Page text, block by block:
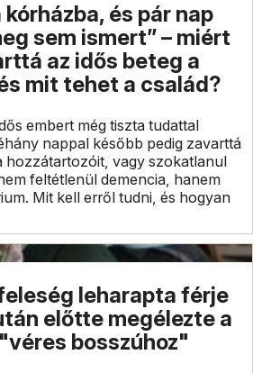
és pár nap
sem ismert” – miért
az idős beteg a
mit tehet a család?
embert még tiszta tudattal
nappal később pedig zavarttá
hozzátartozóit, vagy szokatlanul
feltétlenül demencia, hanem
Mit kell erről tudni, és hogyan
leharapta férje
előtte megélezte a
bosszúhoz"